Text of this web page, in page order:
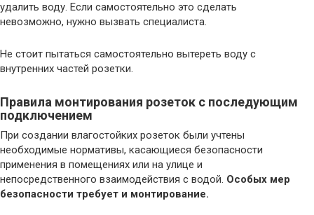
удалить воду. Если самостоятельно это сделать
невозможно, нужно вызвать специалиста.
Не стоит пытаться самостоятельно вытереть воду с
внутренних частей розетки.
Правила монтирования розеток с последующим
подключением
При создании влагостойких розеток были учтены
необходимые нормативы, касающиеся безопасности
применения в помещениях или на улице и
непосредственного взаимодействия с водой. Особых мер
безопасности требует и монтирование.